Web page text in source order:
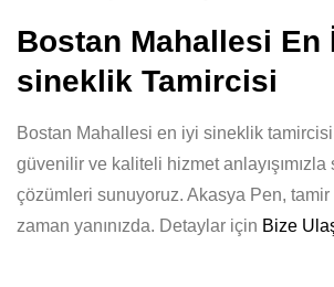
Bostan Mahallesi En
sineklik Tamircisi
Bostan Mahallesi en iyi sineklik tamircisi
güvenilir ve kaliteli hizmet
çözümleri sunuyoruz. Akasya Pen,
zaman yanınızda. Detaylar için Bize